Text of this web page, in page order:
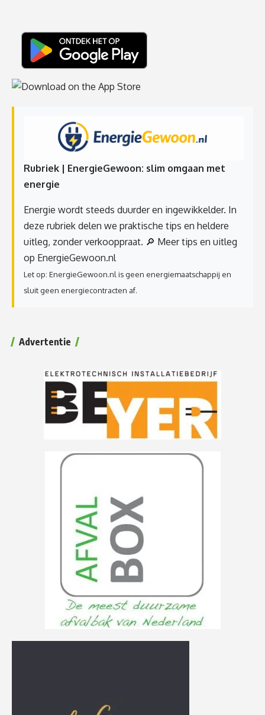
Rubriek | EnergieGewoon: slim omgaan met
energie
Energie wordt steeds duurder en ingewikkelder. In
deze rubriek delen we praktische tips en heldere
uitleg, zonder verkooppraat. 🔎 Meer tips en uitleg
op EnergieGewoon.nl
Let op: EnergieGewoon.nl is geen energiemaatschappij en
sluit geen energiecontracten af.
Advertentie